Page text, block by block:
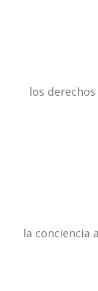
los
la conciencia